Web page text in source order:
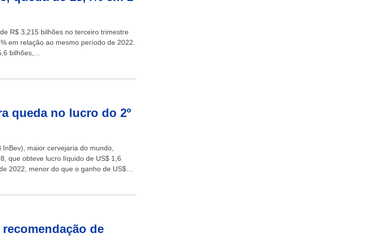
R$ 3,215 bilhões no terceiro trimestre
em relação ao mesmo período de 2022.
bilhões,...
queda no lucro do 2º
maior cervejaria do mundo,
que obteve lucro líquido de US$ 1,6
2022, menor do que o ganho de US$
de